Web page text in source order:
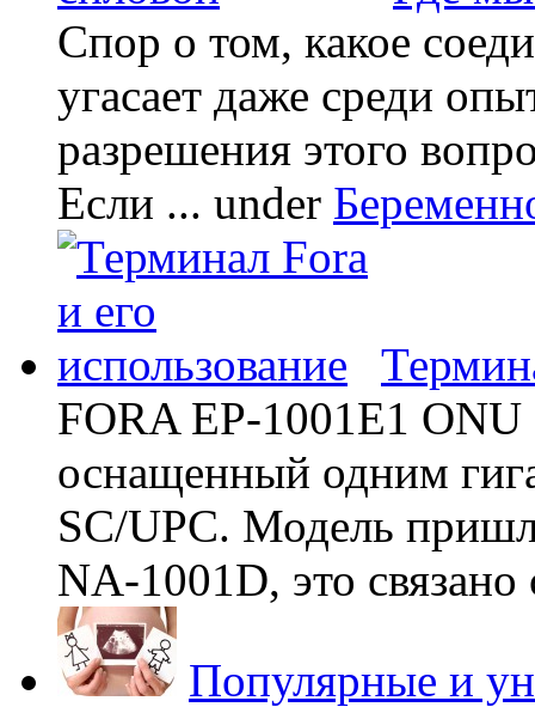
Спор о том, какое
угасает даже среди
разрешения этого
Если ... under
FORA EP-1001E1 ONU
оснащенный одним
SC/UPC. Модель
NA-1001D, это связано
Популярные и